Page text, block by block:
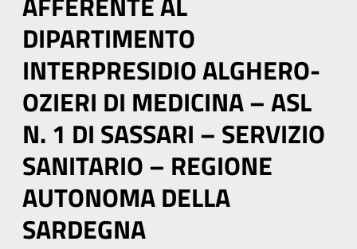
DIPARTIMENTO
INTERPRESIDIO ALGHERO-
OZIERI DI MEDICINA – ASL
N. 1 DI SASSARI – SERVIZIO
SANITARIO – REGIONE
AUTONOMA DELLA
SARDEGNA